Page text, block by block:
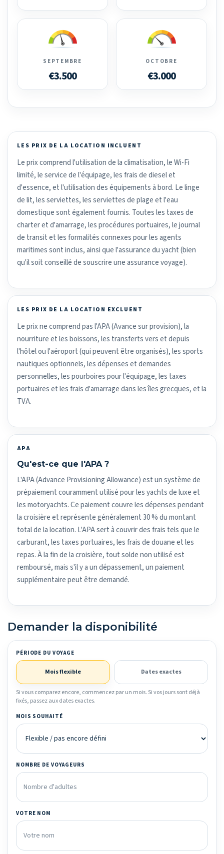
SEPTEMBRE
€3.500
OCTOBRE
€3.000
LES PRIX DE LA LOCATION INCLUENT
Le prix comprend l'utilisation de la climatisation, le Wi-Fi
limité, le service de l'équipage, les frais de diesel et
d'essence, et l'utilisation des équipements à bord. Le linge
de lit, les serviettes, les serviettes de plage et l'eau
domestique sont également fournis. Toutes les taxes de
charter et d'amarrage, les procédures portuaires, le journal
de transit et les formalités connexes pour les agents
maritimes sont inclus, ainsi que l'assurance du yacht (bien
qu'il soit conseillé de souscrire une assurance voyage).
LES PRIX DE LA LOCATION EXCLUENT
Le prix ne comprend pas l'APA (Avance sur provision), la
nourriture et les boissons, les transferts vers et depuis
l'hôtel ou l'aéroport (qui peuvent être organisés), les sports
nautiques optionnels, les dépenses et demandes
personnelles, les pourboires pour l'équipage, les taxes
portuaires et les frais d'amarrage dans les îles grecques, et la
TVA.
APA
Qu'est-ce que l'APA ?
L'APA (Advance Provisioning Allowance) est un système de
prépaiement couramment utilisé pour les yachts de luxe et
les motoryachts. Ce paiement couvre les dépenses pendant
la croisière et représente généralement 30 % du montant
total de la location. L'APA sert à couvrir des frais tels que le
carburant, les taxes portuaires, les frais de douane et les
repas. À la fin de la croisière, tout solde non utilisé est
remboursé, mais s'il y a un dépassement, un paiement
supplémentaire peut être demandé.
Demander la disponibilité
PÉRIODE DU VOYAGE
Mois flexible Dates exactes
Si vous comparez encore, commencez par un mois. Si vos jours sont déjà
fixés, passez aux dates exactes.
MOIS SOUHAITÉ
NOMBRE DE VOYAGEURS
VOTRE NOM